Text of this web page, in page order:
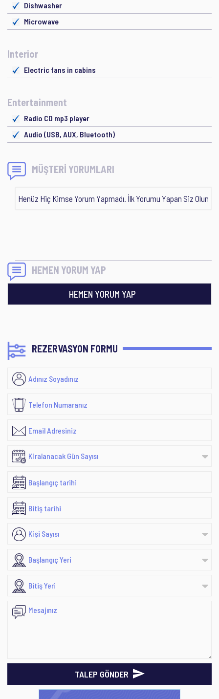
Dishwasher
Microwave
Interior
Electric fans in cabins
Entertainment
Radio CD mp3 player
Audio (USB, AUX, Bluetooth)
MÜŞTERİ YORUMLARI
Henüz Hiç Kimse Yorum Yapmadı. İlk Yorumu Yapan Siz Olun
HEMEN YORUM YAP
HEMEN YORUM YAP
REZERVASYON FORMU
TALEP GÖNDER